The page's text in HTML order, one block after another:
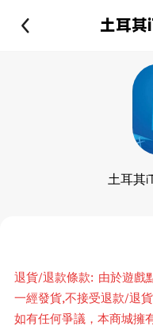
土耳其
退貨/退款條款: 由於遊戲
一經發貨,不接受退款/退
如有任何爭議，本商城擁